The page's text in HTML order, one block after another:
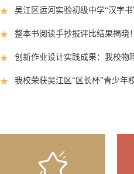
整本书阅读手抄报评比结果揭晓！